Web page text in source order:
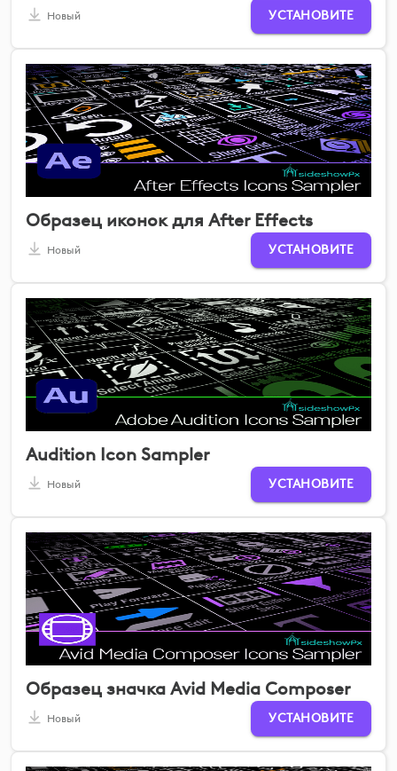
Новый УСТАНОВИТЕ
Образец иконок для After Effects
Новый УСТАНОВИТЕ
Audition Icon Sampler
Новый УСТАНОВИТЕ
Образец значка Avid Media Composer
Новый УСТАНОВИТЕ